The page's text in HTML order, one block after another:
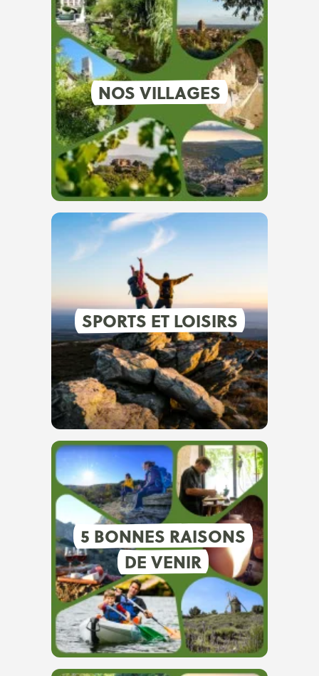
NOS VILLAGES
SPORTS ET LOISIRS
5 BONNES RAISONS
DE VENIR